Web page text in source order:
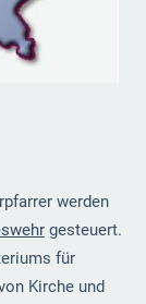
werden
gesteuert.
für
Kirche und